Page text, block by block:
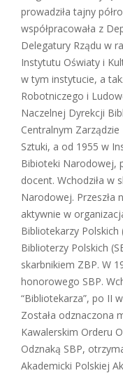
prowadziła tajny
współpracowała z
Delegatury Rządu w
Instytutu Oświaty i
w tym instytucie, a
Robotniczego i
Naczelnej Dyrekcji
Centralnym
Sztuki, a od 1955 w
Bibioteki Narodowej,
docent. Wchodziła w
Narodowej. Przeszła
aktywnie w
Bibliotekarzy
Biblioterzy Polskich
skarbnikiem ZBP. W
honorowego SBP.
“Bibliotekarza”, po II
Została odznaczona
Kawalerskim Orderu
Odznaką SBP,
Akademicki Polskiej